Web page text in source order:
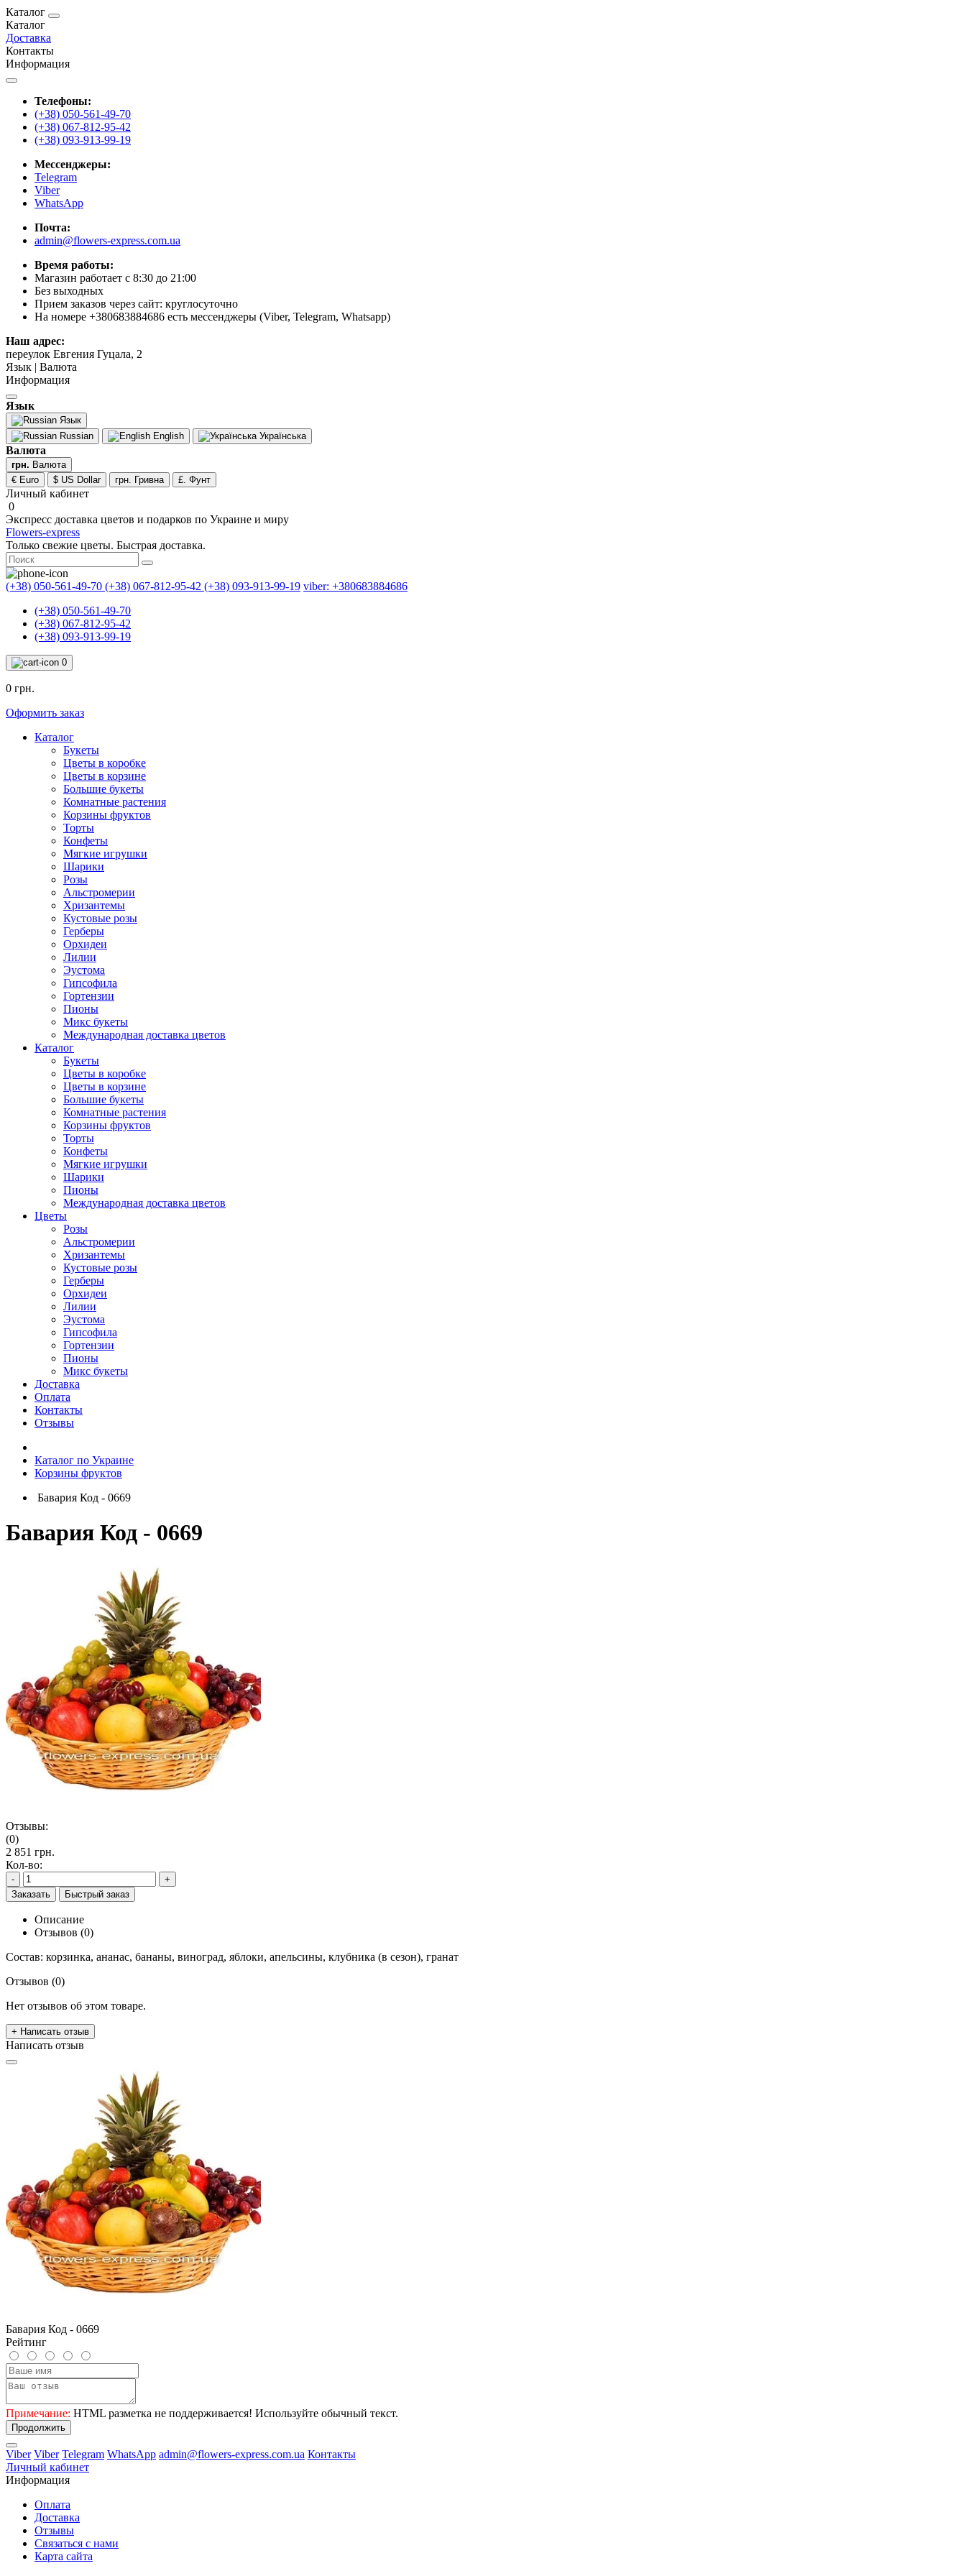
Каталог
Каталог
Доставка
Контакты
Информация
Телефоны:
(+38) 050-561-49-70
(+38) 067-812-95-42
(+38) 093-913-99-19
Мессенджеры:
Telegram
Viber
WhatsApp
Почта:
admin@flowers-express.com.ua
Время работы:
Магазин работает с 8:30 до 21:00
Без выходных
Прием заказов через сайт: круглосуточно
На номере +380683884686 есть мессенджеры (Viber, Telegram, Whatsapp)
Наш адрес:
переулок Евгения Гуцала, 2
Язык | Валюта
Информация
Язык
Язык
Russian
English Українська
Валюта
грн. Валюта
€ Euro
$ US Dollar грн. Гривна £. Фунт
Личный кабинет
0
Экспресс доставка цветов и подарков по Украине и миру
Flowers-express
Только свежие цветы. Быстрая доставка.
(+38) 050-561-49-70 (+38) 067-812-95-42 (+38) 093-913-99-19 viber: +380683884686
(+38) 050-561-49-70
(+38) 067-812-95-42
(+38) 093-913-99-19
0
0 грн.
Оформить заказ
Каталог
Букеты
Цветы в коробке
Цветы в корзине
Большие букеты
Комнатные растения
Корзины фруктов
Торты
Конфеты
Мягкие игрушки
Шарики
Розы
Альстромерии
Хризантемы
Кустовые розы
Герберы
Орхидеи
Лилии
Эустома
Гипсофила
Гортензии
Пионы
Микс букеты
Международная доставка цветов
Каталог
Букеты
Цветы в коробке
Цветы в корзине
Большие букеты
Комнатные растения
Корзины фруктов
Торты
Конфеты
Мягкие игрушки
Шарики
Пионы
Международная доставка цветов
Цветы
Розы
Альстромерии
Хризантемы
Кустовые розы
Герберы
Орхидеи
Лилии
Эустома
Гипсофила
Гортензии
Пионы
Микс букеты
Доставка
Оплата
Контакты
Отзывы
Каталог по Украине
Корзины фруктов
Бавария Код - 0669
Бавария Код - 0669
Отзывы:
(0)
2 851 грн.
Кол-во:
-
+
Заказать
Быстрый заказ
Описание
Отзывов (0)
Состав: корзинка, ананас, бананы, виноград, яблоки, апельсины, клубника (в сезон), гранат
Отзывов (0)
Нет отзывов об этом товаре.
+ Написать отзыв
Написать отзыв
Бавария Код - 0669
Рейтинг
Примечание: HTML разметка не поддерживается! Используйте обычный текст.
Продолжить
Viber Viber Telegram WhatsApp admin@flowers-express.com.ua Контакты
Личный кабинет
Информация
Оплата
Доставка
Отзывы
Связаться с нами
Карта сайта